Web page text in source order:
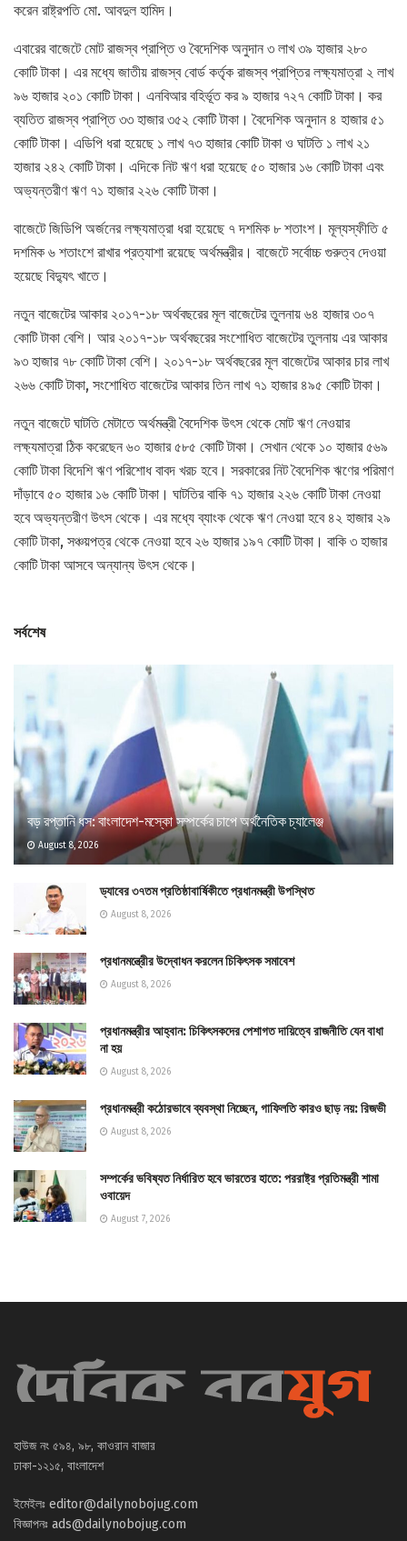
করেন রাষ্ট্রপতি মো. আবদুল হামিদ।
এবারের বাজেটে মোট রাজস্ব প্রাপ্তি ও বৈদেশিক অনুদান ৩ লাখ ৩৯ হাজার ২৮০
কোটি টাকা। এর মধ্যে জাতীয় রাজস্ব বোর্ড কর্তৃক রাজস্ব প্রাপ্তির লক্ষ্যমাত্রা ২ লাখ
৯৬ হাজার ২০১ কোটি টাকা। এনবিআর বহির্ভূত কর ৯ হাজার ৭২৭ কোটি টাকা। কর
ব্যতিত রাজস্ব প্রাপ্তি ৩৩ হাজার ৩৫২ কোটি টাকা। বৈদেশিক অনুদান ৪ হাজার ৫১
কোটি টাকা। এডিপি ধরা হয়েছে ১ লাখ ৭৩ হাজার কোটি টাকা ও ঘাটতি ১ লাখ ২১
হাজার ২৪২ কোটি টাকা। এদিকে নিট ঋণ ধরা হয়েছে ৫০ হাজার ১৬ কোটি টাকা এবং
অভ্যন্তরীণ ঋণ ৭১ হাজার ২২৬ কোটি টাকা।
বাজেটে জিডিপি অর্জনের লক্ষ্যমাত্রা ধরা হয়েছে ৭ দশমিক ৮ শতাংশ। মূল্যস্ফীতি ৫
দশমিক ৬ শতাংশে রাখার প্রত্যাশা রয়েছে অর্থমন্ত্রীর। বাজেটে সর্বোচ্চ গুরুত্ব দেওয়া
হয়েছে বিদ্যুৎ খাতে।
নতুন বাজেটের আকার ২০১৭-১৮ অর্থবছরের মূল বাজেটের তুলনায় ৬৪ হাজার ৩০৭
কোটি টাকা বেশি। আর ২০১৭-১৮ অর্থবছরের সংশোধিত বাজেটের তুলনায় এর আকার
৯৩ হাজার ৭৮ কোটি টাকা বেশি। ২০১৭-১৮ অর্থবছরের মূল বাজেটের আকার চার লাখ
২৬৬ কোটি টাকা, সংশোধিত বাজেটের আকার তিন লাখ ৭১ হাজার ৪৯৫ কোটি টাকা।
নতুন বাজেটে ঘাটতি মেটাতে অর্থমন্ত্রী বৈদেশিক উৎস থেকে মোট ঋণ নেওয়ার
লক্ষ্যমাত্রা ঠিক করেছেন ৬০ হাজার ৫৮৫ কোটি টাকা। সেখান থেকে ১০ হাজার ৫৬৯
কোটি টাকা বিদেশি ঋণ পরিশোধ বাবদ খরচ হবে। সরকারের নিট বৈদেশিক ঋণের পরিমাণ
দাঁড়াবে ৫০ হাজার ১৬ কোটি টাকা। ঘাটতির বাকি ৭১ হাজার ২২৬ কোটি টাকা নেওয়া
হবে অভ্যন্তরীণ উৎস থেকে। এর মধ্যে ব্যাংক থেকে ঋণ নেওয়া হবে ৪২ হাজার ২৯
কোটি টাকা, সঞ্চয়পত্র থেকে নেওয়া হবে ২৬ হাজার ১৯৭ কোটি টাকা। বাকি ৩ হাজার
কোটি টাকা আসবে অন্যান্য উৎস থেকে।
সর্বশেষ
বড় রপ্তানি ধস: বাংলাদেশ-মস্কো সম্পর্কের চাপে অর্থনৈতিক চ্যালেঞ্জ
August 8, 2026
ড্যাবের ৩৭তম প্রতিষ্ঠাবার্ষিকীতে প্রধানমন্ত্রী উপস্থিত
August 8, 2026
প্রধানমন্ত্রীের উদ্বোধন করলেন চিকিৎসক সমাবেশ
August 8, 2026
প্রধানমন্ত্রীর আহ্বান: চিকিৎসকদের পেশাগত দায়িত্বে রাজনীতি যেন বাধা
না হয়
August 8, 2026
প্রধানমন্ত্রী কঠোরভাবে ব্যবস্থা নিচ্ছেন, গাফিলতি কারও ছাড় নয়: রিজভী
August 8, 2026
সম্পর্কের ভবিষ্যত নির্ধারিত হবে ভারতের হাতে: পররাষ্ট্র প্রতিমন্ত্রী শামা
ওবায়েদ
August 7, 2026
হাউজ নং ৫৯৪, ৯৮, কাওরান বাজার
ঢাকা-১২১৫, বাংলাদেশ
ইমেইলঃ editor@dailynobojug.com
বিজ্ঞাপনঃ ads@dailynobojug.com